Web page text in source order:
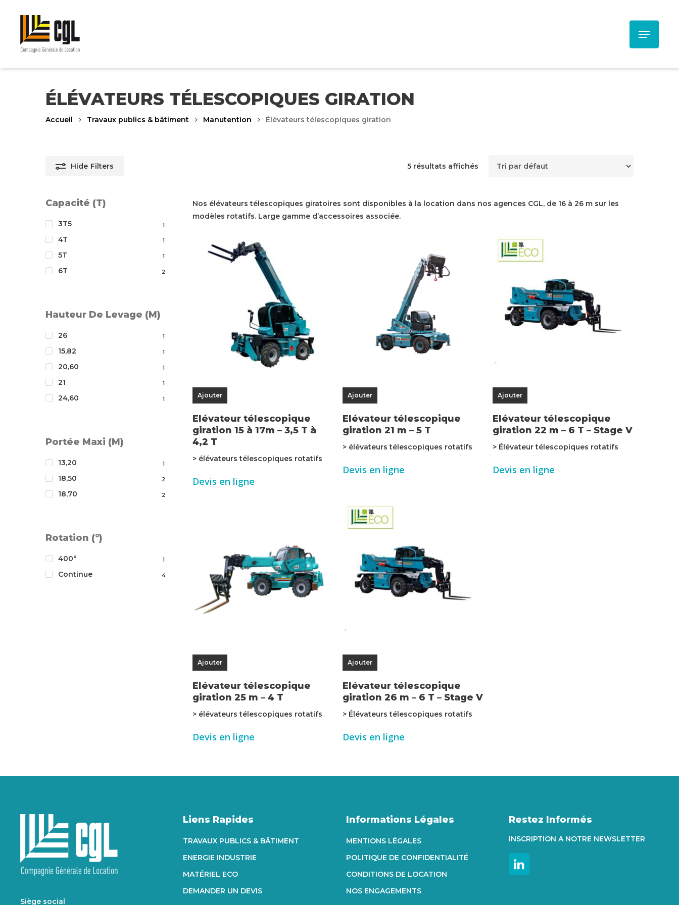
content
Menu
ÉLÉVATEURS TÉLESCOPIQUES GIRATION
Accueil Travaux publics & bâtiment Manutention Élévateurs télescopiques giration
Hide Filters 5 résultats affichés
Capacité (T)
3T5 1
4T 1
5T 1
6T 2
Hauteur De Levage (m)
26 1
15,82 1
20,60 1
21 1
24,60 1
Portée Maxi (m)
13,20 1
18,50 2
18,70 2
Rotation (°)
400° 1
Continue 4
Nos élévateurs télescopiques giratoires sont disponibles à la location dans nos agences CGL, de 16 à 26 m sur les
modèles rotatifs. Large gamme d’accessoires associée.
Ajouter
Elévateur télescopique
giration 15 à 17m – 3,5 T à
4,2 T
> élévateurs télescopiques rotatifs
Devis en ligne
Ajouter
Elévateur télescopique
giration 21 m – 5 T
> élévateurs télescopiques rotatifs
Devis en ligne
Ajouter
Elévateur télescopique
giration 22 m – 6 T – Stage V
> Élévateur télescopiques rotatifs
Devis en ligne
Ajouter
Elévateur télescopique
giration 25 m – 4 T
> élévateurs télescopiques rotatifs
Devis en ligne
Ajouter
Elévateur télescopique
giration 26 m – 6 T – Stage V
> Élévateurs télescopiques rotatifs
Devis en ligne
Siège social
Liens Rapides
TRAVAUX PUBLICS & BÂTIMENT
ENERGIE INDUSTRIE
MATÉRIEL ECO
DEMANDER UN DEVIS
Informations Légales
MENTIONS LÉGALES
POLITIQUE DE CONFIDENTIALITÉ
CONDITIONS DE LOCATION
NOS ENGAGEMENTS
Restez Informés
INSCRIPTION A NOTRE NEWSLETTER